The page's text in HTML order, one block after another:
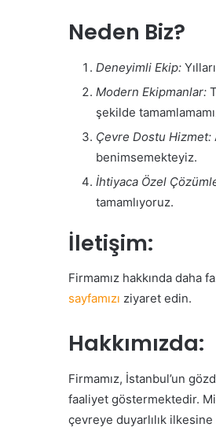
Neden Biz?
Deneyimli Ekip:
Modern Ekipmanlar:
şekilde
Çevre Dostu Hizmet:
benimsemekteyiz.
İhtiyaca Özel
tamamlıyoruz.
İletişim:
Firmamız hakkında
sayfamızı ziyaret edin.
Hakkımızda:
Firmamız, İstanbul’un
faaliyet göstermektedir.
çevreye duyarlılık